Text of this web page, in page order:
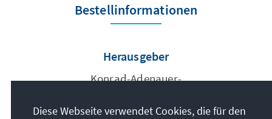
Bestellinformationen
Herausgeber
Konrad-Adenauer-
Diese Webseite verwendet Cookies, die für den